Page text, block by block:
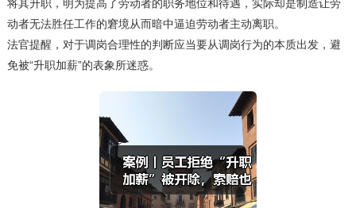
将其升职，明为提高了劳动者的职务地位和待遇，实际却是制造让劳
动者无法胜任工作的窘境从而暗中逼迫劳动者主动离职。
法官提醒，对于调岗合理性的判断应当要从调岗行为的本质出发，避
免被“升职加薪”的表象所迷惑。